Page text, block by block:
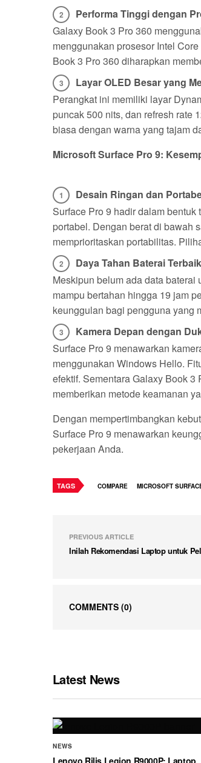
Performa Tinggi dengan
Galaxy Book 3 Pro 360
menggunakan prosesor Intel
Book 3 Pro 360 diharapkan
Layar OLED Besar yang
Perangkat ini memiliki layar
puncak 500 nits, dan refresh rate
biasa dengan warna yang tajam
Microsoft Surface Pro 9:
Desain Ringan dan
Surface Pro 9 hadir dalam
portabel. Dengan berat di bawah
memprioritaskan portabilitas.
Daya Tahan Baterai Terbaik
Meskipun belum ada data
mampu bertahan hingga 19 jam
keunggulan bagi pengguna yang
Kamera Depan dengan
Surface Pro 9 menawarkan
menggunakan Windows Hello.
efektif. Sementara Galaxy Book
memberikan metode keamanan
Dengan mempertimbangkan
Surface Pro 9 menawarkan
pekerjaan Anda.
TAGS COMPARE MICROSOFT
PREVIOUS ARTICLE
Inilah Rekomendasi Laptop untuk
COMMENTS (0)
Latest News
NEWS